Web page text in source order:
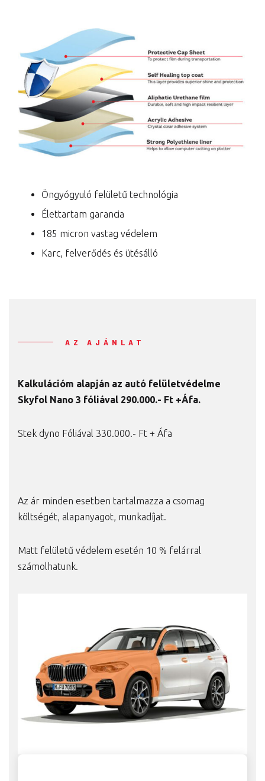
Öngyógyuló felületű technológia
Élettartam garancia
185 micron vastag védelem
Karc, felverődés és ütésálló
AZ AJÁNLAT
Kalkulációm alapján az autó felületvédelme
Skyfol Nano 3 fóliával 290.000.- Ft +Áfa.
Stek dyno Fóliával 330.000.- Ft + Áfa
Az ár minden esetben tartalmazza a csomag
költségét, alapanyagot, munkadíjat.
Matt felületű védelem esetén 10 % felárral
számolhatunk.